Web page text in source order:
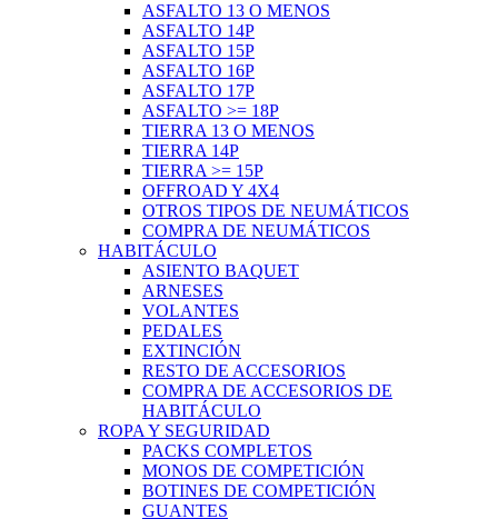
ASFALTO 13 O MENOS
ASFALTO 14P
ASFALTO 15P
ASFALTO 16P
ASFALTO 17P
ASFALTO >= 18P
TIERRA 13 O MENOS
TIERRA 14P
TIERRA >= 15P
OFFROAD Y 4X4
OTROS TIPOS DE NEUMÁTICOS
COMPRA DE NEUMÁTICOS
HABITÁCULO
ASIENTO BAQUET
ARNESES
VOLANTES
PEDALES
EXTINCIÓN
RESTO DE ACCESORIOS
COMPRA DE ACCESORIOS DE
HABITÁCULO
ROPA Y SEGURIDAD
PACKS COMPLETOS
MONOS DE COMPETICIÓN
BOTINES DE COMPETICIÓN
GUANTES